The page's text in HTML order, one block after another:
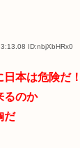
ID:nbjXbHRx0
日本は危険だ
るのか
だ